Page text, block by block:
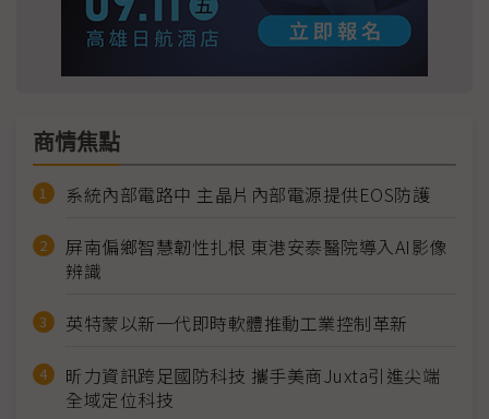
商情焦點
系統內部電路中 主晶片內部電源提供EOS防護
屏南偏鄉智慧韌性扎根 東港安泰醫院導入AI影像
辨識
英特蒙以新一代即時軟體推動工業控制革新
昕力資訊跨足國防科技 攜手美商Juxta引進尖端
全域定位科技